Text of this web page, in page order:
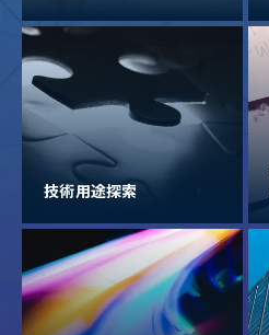
技術用途探索